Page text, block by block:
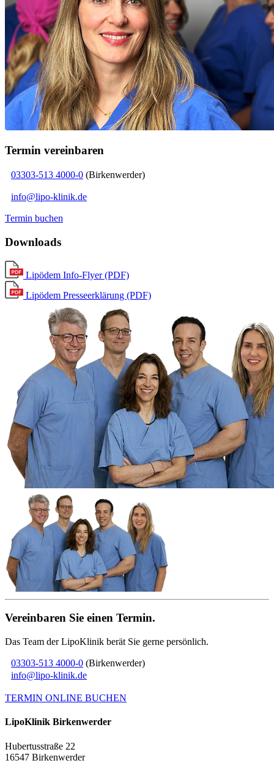
Termin vereinbaren
03303-513 4000-0 (Birkenwerder)
info@lipo-klinik.de
Termin buchen
Downloads
Lipödem Info-Flyer (PDF)
Lipödem Presseerklärung (PDF)
Vereinbaren Sie einen Termin.
Das Team der LipoKlinik berät Sie gerne persönlich.
03303-513 4000-0 (Birkenwerder)
info@lipo-klinik.de
TERMIN ONLINE BUCHEN
LipoKlinik Birkenwerder
Hubertusstraße 22
16547 Birkenwerder